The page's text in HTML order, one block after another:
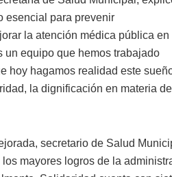
esencial para prevenir
la atención médica pública en
un equipo que hemos trabajado
hoy hagamos realidad este
la dignificación en materia de
secretario de Salud
mayores logros de la